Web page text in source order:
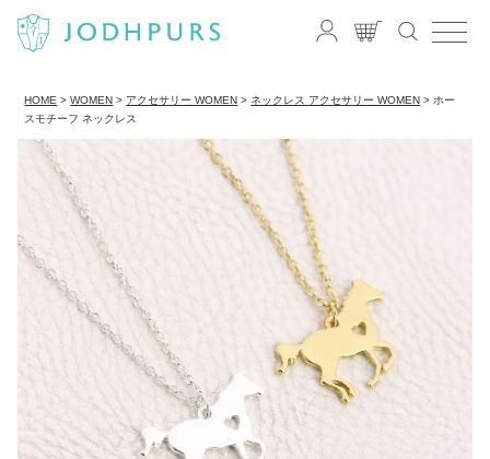
HOME WOMEN アクセサリー WOMEN ネックレス アクセサリー WOMEN
ホー
スモチーフ ネックレス